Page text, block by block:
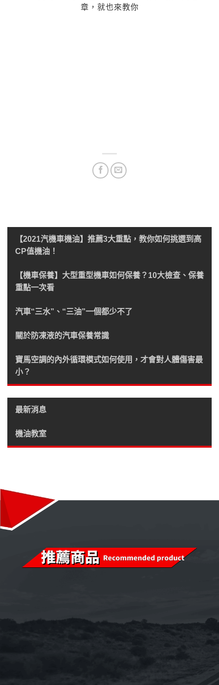
【2021汽機車機油】推薦3大重點，教你如何挑選到高
CP值機油！
【機車保養】大型重型機車如何保養？10大檢查、保養
重點一次看
汽車“三水”、“三油”一個都少不了
關於防凍液的汽車保養常識
寶馬空調的內外循環模式如何使用，才會對人體傷害最
小？
最新消息
機油教室
章，就也來教你